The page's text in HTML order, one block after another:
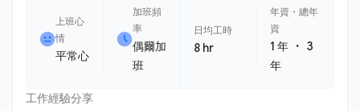
上班心
情
平常心
加班頻
率
偶爾加
班
日均工時
8 hr
年資・總年
資
1 年 ・3
年
工作經驗分享